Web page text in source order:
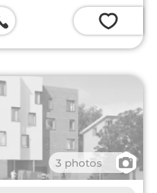
💗
3 photos 📷